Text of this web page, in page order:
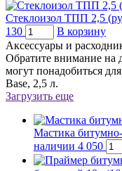
Стеклоизол ТПП 2,5
130
В корзину
Аксессуары и
Обратите внимание на
могут понадобиться
Base, 2,5 л.
Загрузить еще
Мастика битумно-
наличии 4 050